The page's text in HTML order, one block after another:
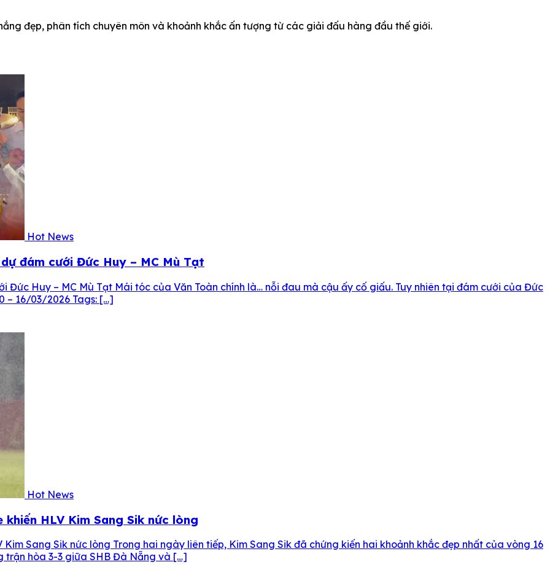
đẹp, phân tích chuyên môn và khoảnh khắc ấn tượng từ các giải đấu hàng đầu thế giới.
Hot News
đám cưới Đức Huy – MC Mù Tạt
Đức Huy – MC Mù Tạt Mái tóc của Văn Toàn chính là… nỗi đau mà cậu ấy cố giấu. Tuy nhiên tại đám cưới của Đức
– 16/03/2026 Tags: […]
Hot News
khiến HLV Kim Sang Sik nức lòng
Sang Sik nức lòng Trong hai ngày liên tiếp, Kim Sang Sik đã chứng kiến hai khoảnh khắc đẹp nhất của vòng 16
trận hòa 3-3 giữa SHB Đà Nẵng và […]